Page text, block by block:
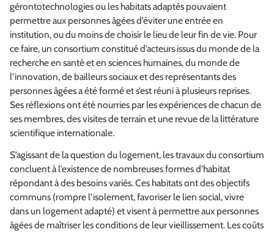
gérontotechnologies ou les habitats adaptés pouvaient
permettre aux personnes âgées d’éviter une entrée en
institution, ou du moins de choisir le lieu de leur fin de vie. Pour
ce faire, un consortium constitué d’acteurs issus du monde de la
recherche en santé et en sciences humaines, du monde de
l’innovation, de bailleurs sociaux et des représentants des
personnes âgées a été formé et s’est réuni à plusieurs reprises.
Ses réflexions ont été nourries par les expériences de chacun de
ses membres, des visites de terrain et une revue de la littérature
scientifique internationale.
S’agissant de la question du logement, les travaux du consortium
concluent à l’existence de nombreuses formes d’habitat
répondant à des besoins variés. Ces habitats ont des objectifs
communs (rompre l’isolement, favoriser le lien social, vivre
dans un logement adapté) et visent à permettre aux personnes
âgées de maîtriser les conditions de leur vieillissement. Les coûts